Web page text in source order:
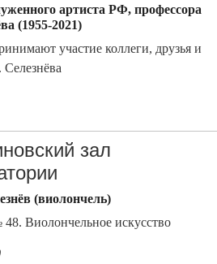
артиста РФ, профессора
(1955-2021)
участие коллеги, друзья и
зал
(виолончель)
Виолончельное искусство